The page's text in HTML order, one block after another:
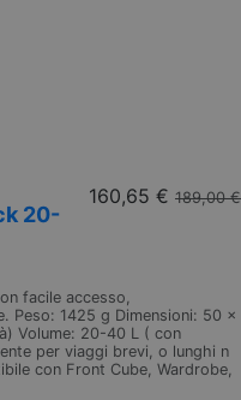
20-
160,65 € 189,00 €
facile accesso,
Peso: 1425 g Dimensioni: 50 x
Volume: 20-40 L ( con
per viaggi brevi, o lunghi n
con Front Cube, Wardrobe,